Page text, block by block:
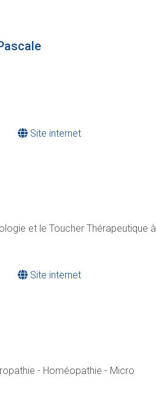
Site internet
et le Toucher Thérapeutique à
Site internet
- Homéopathie - Micro